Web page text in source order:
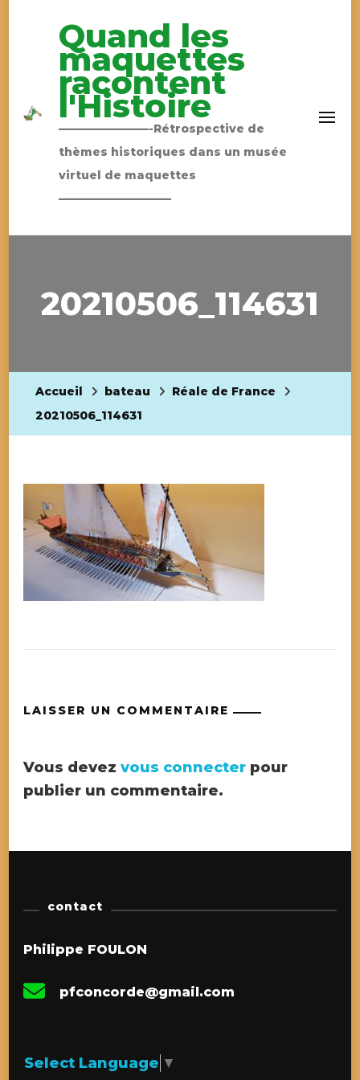
Quand les
maquettes
racontent
l'Histoire
————————-Rétrospective de
thèmes historiques dans un musée
virtuel de maquettes
——————————
20210506_114631
Accueil bateau
Réale de France
20210506_114631
LAISSER UN COMMENTAIRE
Vous devez vous connecter pour
publier un commentaire.
contact
Philippe FOULON
pfconcorde@gmail.com
Select Language ▼